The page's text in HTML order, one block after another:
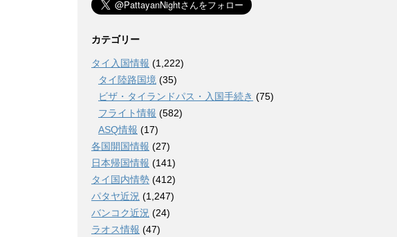
カテゴリー
タイ入国情報 (1,222)
タイ陸路国境 (35)
ビザ・タイランドパス・入国手続き (75)
フライト情報 (582)
ASQ情報 (17)
各国開国情報 (27)
日本帰国情報 (141)
タイ国内情勢 (412)
パタヤ近況 (1,247)
バンコク近況 (24)
ラオス情報 (47)